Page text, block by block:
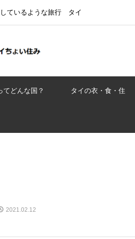
ているような旅行 タイ
てどんな国？ タイの衣・食・住
2021.02.12